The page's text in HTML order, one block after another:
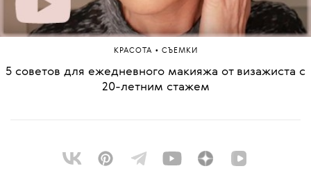
КРАСОТА • СЪЕМКИ
5 советов для ежедневного макияжа от визажиста с
20-летним стажем